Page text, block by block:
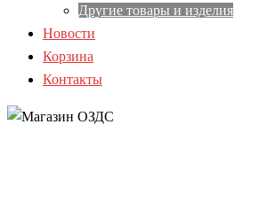
Другие товары и изделия
Новости
Корзина
Контакты